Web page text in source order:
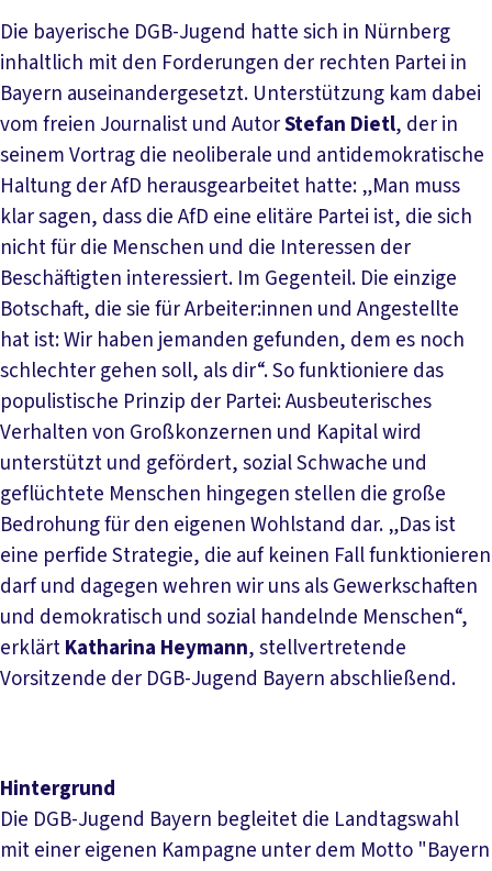
Die bayerische DGB-Jugend hatte sich in Nürnberg
inhaltlich mit den Forderungen der rechten Partei in
Bayern auseinandergesetzt. Unterstützung kam dabei
vom freien Journalist und AutorStefan Dietl, der in
seinem Vortrag die neoliberale und antidemokratische
Haltung der AfD herausgearbeitet hatte: „Man muss
klar sagen, dass die AfD eine elitäre Partei ist, die sich
nicht für die Menschen und die Interessen der
Beschäftigten interessiert. Im Gegenteil. Die einzige
Botschaft, die sie für Arbeiter:innen und Angestellte
hat ist: Wir haben jemanden gefunden, dem es noch
schlechter gehen soll, als dir“. So funktioniere das
populistische Prinzip der Partei: Ausbeuterisches
Verhalten von Großkonzernen und Kapital wird
unterstützt und gefördert, sozial Schwache und
geflüchtete Menschen hingegen stellen die große
Bedrohung für den eigenen Wohlstand dar. „Das ist
eine perfide Strategie, die auf keinen Fall funktionieren
darf und dagegen wehren wir uns als Gewerkschaften
und demokratisch und sozial handelnde Menschen“,
erklärtKatharina Heymann, stellvertretende
Vorsitzende der DGB-Jugend Bayern abschließend.
Hintergrund
Die DGB-Jugend Bayern begleitet die Landtagswahl
mit einer eigenen Kampagne unter dem Motto "Bayern